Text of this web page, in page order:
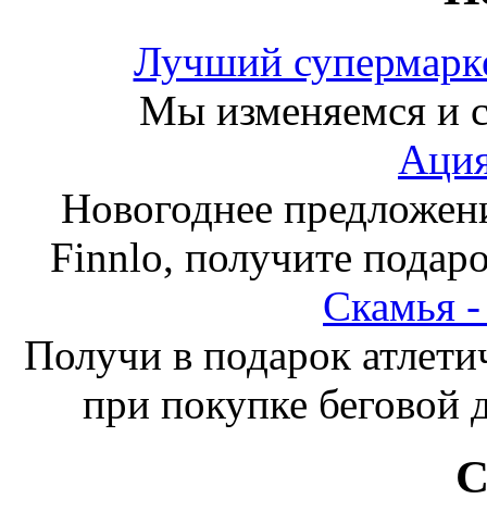
Лучший
Мы изменяемся и
Новогоднее
Finnlo, получите
Получи в подарок
при покупке беговой